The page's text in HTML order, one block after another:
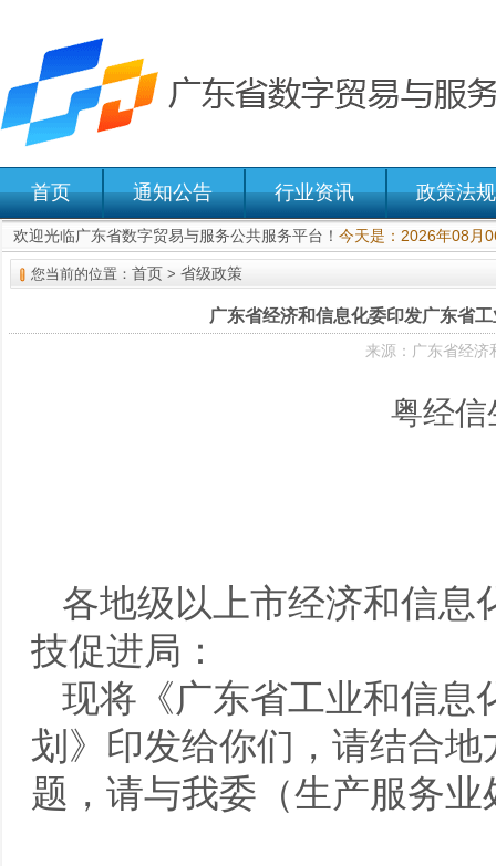
首页 通知公告 行业资讯 政策法规
欢迎光临广东省数字贸易与服务公共服务平台！ 今天是：2026年08月
您当前的位置： 首页 > 省级政策
广东省经济和信息化委印发广东省
来源：广东省经
粤经信
各地级以上市经济和信息
技促进局：
现将《广东省工业和信息
划》印发给你们，请结合
题，请与我委（生产服务